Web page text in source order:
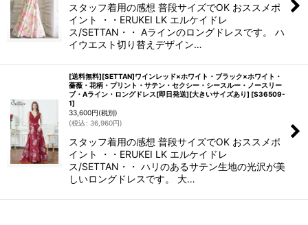
スタッフ着用の感想 普段サイズでOK おススメポ
イント ・・ERUKEI LK エルケイドレ
ス/SETTAN・・ Aラインのロングドレスです。 ハ
イウエスト切り替えデザイン…
[送料無料][SETTAN]ワインレッド×ホワイト・ブラック×ホワイト・
薔薇・花柄・プリント・サテン・セクシー・シースルー・ノースリー
ブ・Aライン・ロングドレス[即日発送][大きいサイズあり] [S36509-
1]
33,600円(税別)
(税込 : 36,960円)
スタッフ着用の感想 普段サイズでOK おススメポ
イント ・・ERUKEI LK エルケイドレ
ス/SETTAN・・ ハリのあるサテン生地の光沢が美
しいロングドレスです。 大…